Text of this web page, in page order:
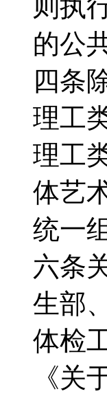
则执
的公
四条
理工
理工
体艺
统一
六条
生部
体检
《关